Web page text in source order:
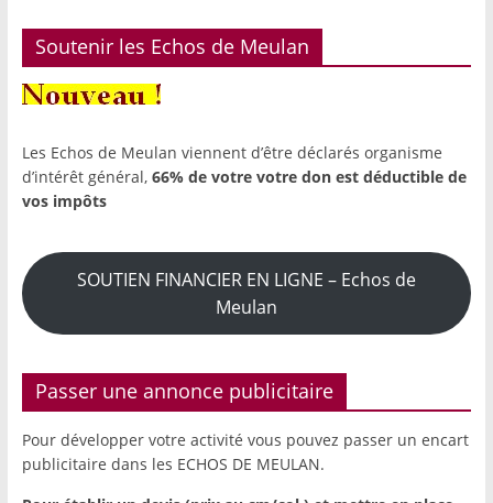
Soutenir les Echos de Meulan
Les Echos de Meulan viennent d’être déclarés organisme
d’intérêt général, 66% de votre votre don est déductible de
vos impôts
SOUTIEN FINANCIER EN LIGNE – Echos de
Meulan
Passer une annonce publicitaire
Pour développer votre activité vous pouvez passer un encart
publicitaire dans les ECHOS DE MEULAN.